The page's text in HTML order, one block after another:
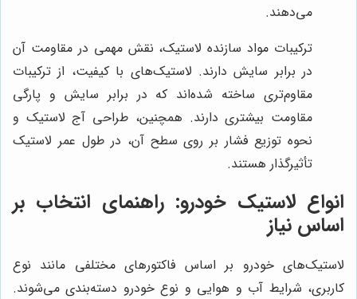
می‌دهند.
ترکیبات مواد سازنده لاستیک، نقش مهمی در مقاومت آن
در برابر سایش دارند. لاستیک‌های با کیفیت، از ترکیبات
مقاوم‌تری ساخته شده‌اند که در برابر سایش و پارگی
مقاومت بیشتری دارند. همچنین، طراحی آج لاستیک و
نحوه توزیع فشار بر روی سطح آن، در طول عمر لاستیک
تأثیرگذار هستند.
انواع لاستیک خودرو: راهنمای انتخاب بر
اساس نیاز
لاستیک‌های خودرو بر اساس فاکتورهای مختلفی مانند نوع
کاربری، شرایط آب و هوایی و نوع خودرو دسته‌بندی می‌شوند.